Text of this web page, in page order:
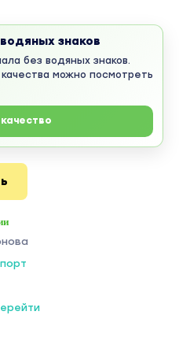
знаков
без водяных знаков.
можно посмотреть